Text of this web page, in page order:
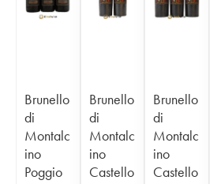
Brunello
di
Montalc
ino
Poggio
Brunello
di
Montalc
ino
Castello
Brunello
di
Montalc
ino
Castello